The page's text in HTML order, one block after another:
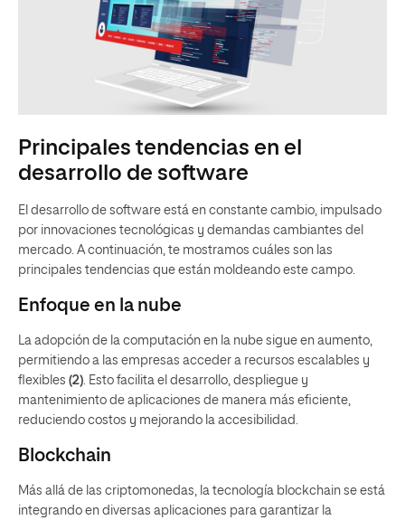
Principales tendencias en el
desarrollo de software
El desarrollo de software está en constante cambio, impulsado
por innovaciones tecnológicas y demandas cambiantes del
mercado. A continuación, te mostramos cuáles son las
principales tendencias que están moldeando este campo.
Enfoque en la nube
La adopción de la computación en la nube sigue en aumento,
permitiendo a las empresas acceder a recursos escalables y
flexibles (2). Esto facilita el desarrollo, despliegue y
mantenimiento de aplicaciones de manera más eficiente,
reduciendo costos y mejorando la accesibilidad.
Blockchain
Más allá de las criptomonedas, la tecnología blockchain se está
integrando en diversas aplicaciones para garantizar la